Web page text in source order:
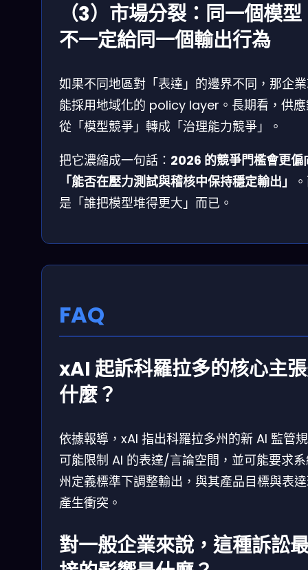
（3）市場分裂：同一個模型
不一定給同一個輸出行為
如果不同地區對「表達」的邊界不同，那企
能採用地域化的 policy layer。長期看，供
從「模型競爭」轉成「治理能力競爭」。
把它濃縮成一句話： 2026 的競爭門檻會更偏
「能否在壓力測試與稽核中保持穩定輸出」
是「誰把模型堆得更大」而已。
FAQ
xAI 起訴科羅拉多的核心主
什麼？
依據報導，xAI 指出科羅拉多州的新 AI 監管
可能限制 AI 的表達/言論空間，並可能要求
州定義標準下調整輸出，與其產品目標與表
產生衝突。
對一般企業來說，這種訴訟